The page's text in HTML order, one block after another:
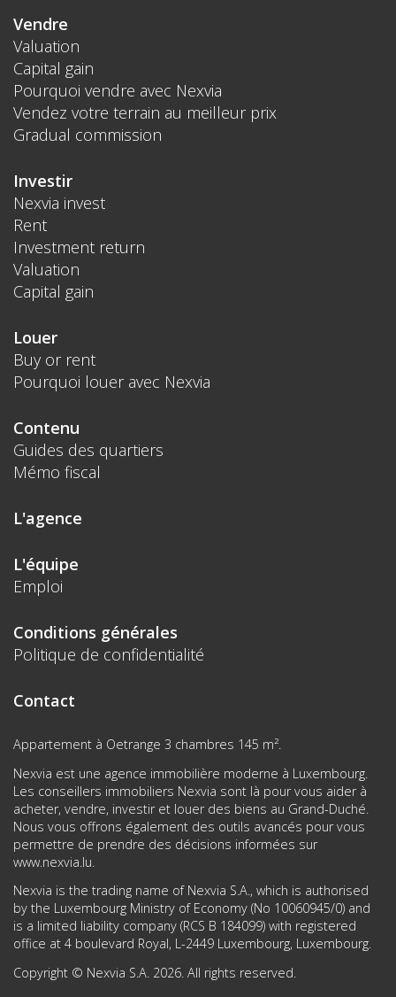
Vendre
Valuation
Capital gain
Pourquoi vendre avec Nexvia
Vendez votre terrain au meilleur prix
Gradual commission
Investir
Nexvia invest
Rent
Investment return
Valuation
Capital gain
Louer
Buy or rent
Pourquoi louer avec Nexvia
Contenu
Guides des quartiers
Mémo fiscal
L'agence
L'équipe
Emploi
Conditions générales
Politique de confidentialité
Contact
Appartement à Oetrange 3 chambres 145 m².
Nexvia est une agence immobilière moderne à Luxembourg.
Les conseillers immobiliers Nexvia sont là pour vous aider à
acheter, vendre, investir et louer des biens au Grand-Duché.
Nous vous offrons également des outils avancés pour vous
permettre de prendre des décisions informées sur
www.nexvia.lu
Nexvia is the trading name of Nexvia S.A., which is authorised
by the Luxembourg Ministry of Economy (No 10060945/0) and
is a limited liability company (RCS B 184099) with registered
office at 4 boulevard Royal, L-2449 Luxembourg, Luxembourg.
Copyright © Nexvia S.A. 2026. All rights reserved.